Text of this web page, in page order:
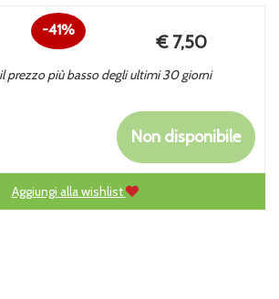
Sconto
41%
Prezzo
scontato
€ 7,50
prezzo più basso degli ultimi 30 giorni
Non disponibile
Aggiungi alla wishlist